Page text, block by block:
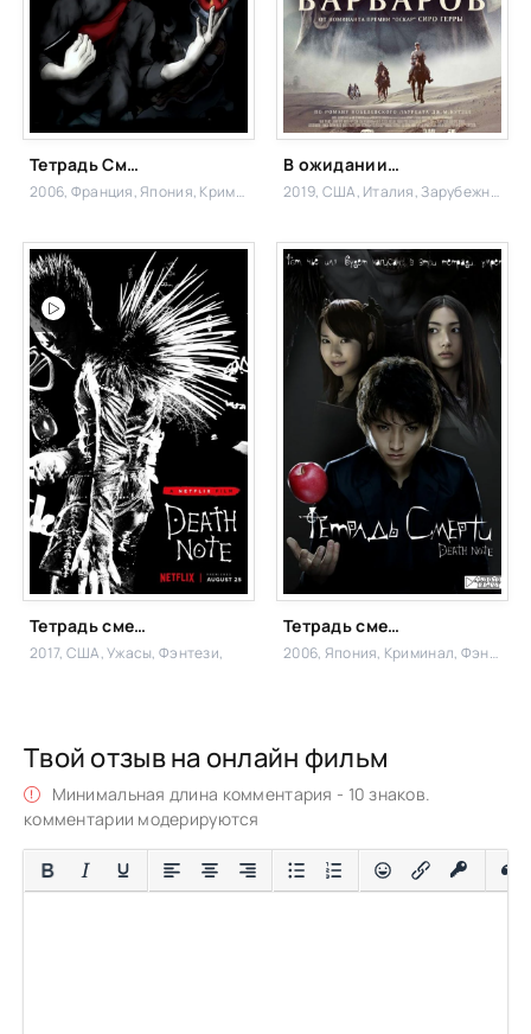
Тетрадь Смерти
2006, Франция, Япония, Криминал, Фэнтези,
В ожидании варваров
2019, США, Италия,Зарубежный, Драма
Тетрадь смерти
2017, США,Ужасы, Фэнтези,
Тетрадь смерти
2006, Япония, Криминал, Фэнтези,
Твой отзыв на онлайн фильм
Минимальная длина комментария - 10 знаков.
комментарии модерируются